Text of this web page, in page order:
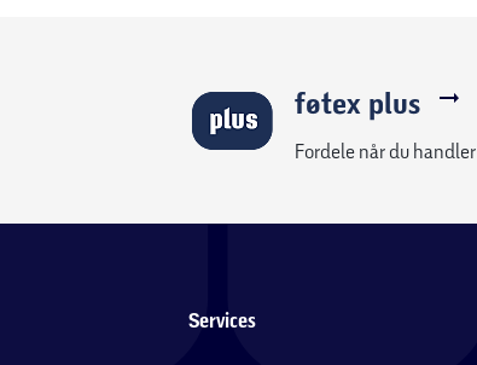
føtex plus
Fordele når du handler
Services